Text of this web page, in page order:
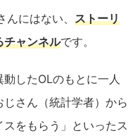
にはない、 ストーリ
チャンネルです。
動したOLのもとに一人
さん（統計学者）から
をもらう」といったス